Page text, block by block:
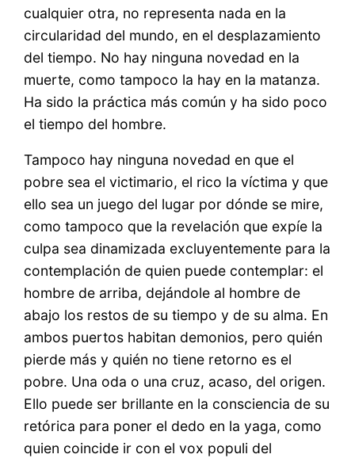
cualquier otra, no representa nada en la
circularidad del mundo, en el desplazamiento
del tiempo. No hay ninguna novedad en la
muerte, como tampoco la hay en la matanza.
Ha sido la práctica más común y ha sido poco
el tiempo del hombre.
Tampoco hay ninguna novedad en que el
pobre sea el victimario, el rico la víctima y que
ello sea un juego del lugar por dónde se mire,
como tampoco que la revelación que expíe la
culpa sea dinamizada excluyentemente para la
contemplación de quien puede contemplar: el
hombre de arriba, dejándole al hombre de
abajo los restos de su tiempo y de su alma. En
ambos puertos habitan demonios, pero quién
pierde más y quién no tiene retorno es el
pobre. Una oda o una cruz, acaso, del origen.
Ello puede ser brillante en la consciencia de su
retórica para poner el dedo en la yaga, como
quien coincide ir con el vox populi del